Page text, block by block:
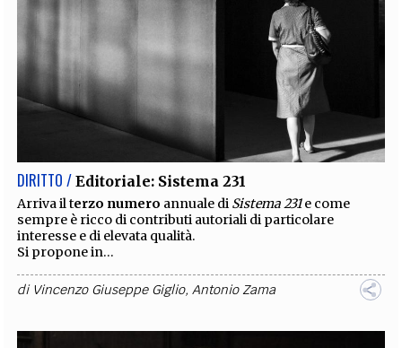
DIRITTO / Editoriale: Sistema 231
Arriva il terzo numero annuale di Sistema 231e come
sempre è ricco di contributi autoriali di particolare
interesse e di elevata qualità.
Si propone in...
di Vincenzo Giuseppe Giglio, Antonio Zama